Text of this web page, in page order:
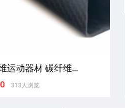
运动器材 碳纤维...
313人浏览